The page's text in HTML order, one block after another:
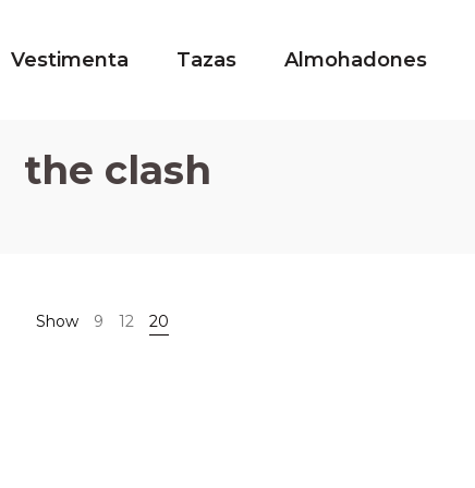
Vestimenta Tazas Almohadones
the clash
Show 9 12 20